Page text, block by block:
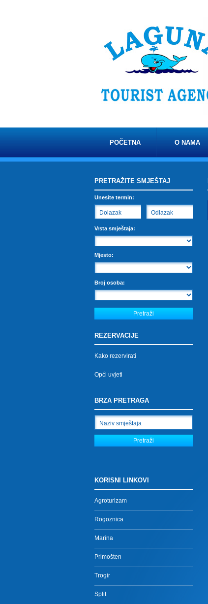
POČETNA O NAMA
PRETRAŽITE SMJEŠTAJ
Unesite termin:
Vrsta smještaja:
Mjesto:
Broj osoba:
REZERVACIJE
Kako rezervirati
Opći uvjeti
BRZA PRETRAGA
KORISNI LINKOVI
Agroturizam
Rogoznica
Marina
Primošten
Trogir
Split